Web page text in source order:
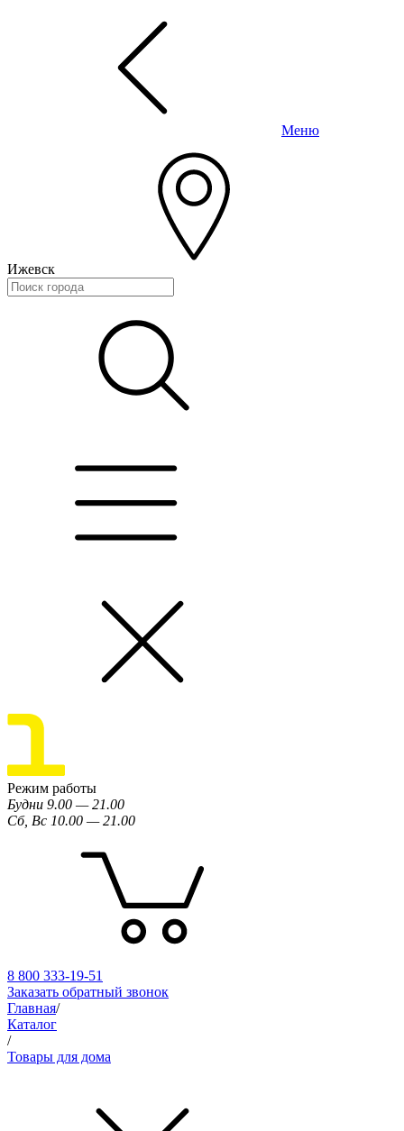
Меню
Ижевск
Режим работы
Будни 9.00 — 21.00
Сб, Вс 10.00 — 21.00
8 800 333-19-51
Заказать обратный звонок
Главная/
Каталог
/
Товары для дома